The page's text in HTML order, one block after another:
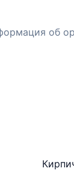
об